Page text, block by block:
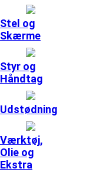
Stel og
Skærme
Styr og
Håndtag
Udstødning
Værktøj,
Olie og
Ekstra